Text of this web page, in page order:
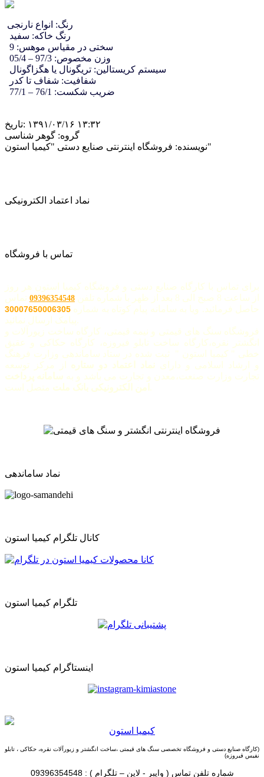
رنگ: انواع نارنجی
رنگ خاکه: سفید
سختی در مقیاس موهس: 9
وزن مخصوص: 97/3 – 05/4
سیستم کریستالین: تریگونال یا هگزاگونال
شفافیت: شفاف تا کدر
ضریب شکست: 76/1 – 77/1
تاریخ: ‎۱۳۹۱/۰۳/۱۶ ۱۳:۳۲
گروه: گوهر شناسی
نویسنده:فروشگاه اینترنتی صنایع دستی "کیمیا استون"
نماد اعتماد الکترونیکی
تماس با فروشگاه
برای تماس با کارگاه صنایع دستی و فروشگاه کیمیا استون هر روز
از ساعت 8 صبح الی 8 بعد از ظهر با شماره تلفن
09396354548 تماس
حاصل فرمائید. ویا به سامانه پیام کوتاه به شماره 30007650006305
فروشگاه سنگ های قیمتی و نیمه قیمتی، کارگاه ساخت زیورآلات و
انگشتر نقره،کارگاه ساخت تابلو فیروزه، کارگاه حکاکی و عقیق
خطی " کیمیا استون " ثبت شده در ستاد ساماندهی وزارت فرهنگ
و ارشاد اسلامی و دارای نماد اعتماد دو ستاره
از مرکز توسعه
تجارت وزارت صنعت،معدن و تجارت می باشد و به سامانه پرداخت
امن الکترونیکی بانک ملت
نماد ساماندهی
کانال تلگرام کیمیا استون
تلگرام کیمیا استون
اینستاگرام کیمیا استون
كيميا استون
(کارگاه صنایع دستی و فروشگاه تخصصی سنگ های قیمتی ،ساخت انگشتر و زیورآلات نقره، حکاکی ، تابلو
نفیس فیروزه)
شماره تلفن تماس ( وایبر - لاین – تلگرام ) : 09396354548